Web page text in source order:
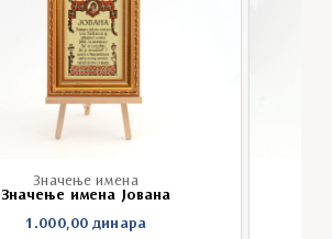
Значење имена
Значење имена Јована
1.000,00динара